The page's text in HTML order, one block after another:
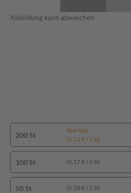
Abbildung kann abweichen
200 St
Spartipp
(0,12 € / 1 St)
100 St (0,17 € / 1 St)
50 St (0,28 € / 1 St)